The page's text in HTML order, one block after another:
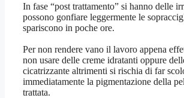
In fase “post trattamento” si hanno delle
possono gonfiare leggermente le
spariscono in poche ore.
Per non rendere vano il lavoro appena
non usare delle creme idratanti oppure
cicatrizzante altrimenti si rischia di far
immediatamente la pigmentazione della
trattata.